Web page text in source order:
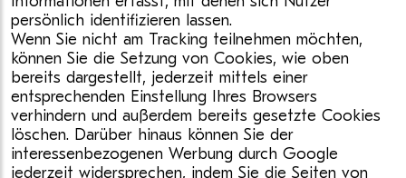
persönlich identifizieren lassen.
Wenn Sie nicht am Tracking teilnehmen möchten,
können Sie die Setzung von Cookies, wie oben
bereits dargestellt, jederzeit mittels einer
entsprechenden Einstellung Ihres Browsers
verhindern und außerdem bereits gesetzte Cookies
löschen. Darüber hinaus können Sie der
interessenbezogenen Werbung durch Google
jederzeit widersprechen, indem Sie die Seiten von